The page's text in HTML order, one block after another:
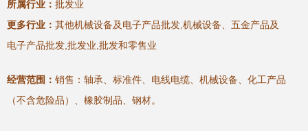
所属行业： 批发业
更多行业： 其他机械设备及电子产品批发,机械设备、五金产品及
电子产品批发,批发业,批发和零售业
经营范围： 销售：轴承、标准件、电线电缆、机械设备、化工产品
（不含危险品）、橡胶制品、钢材。